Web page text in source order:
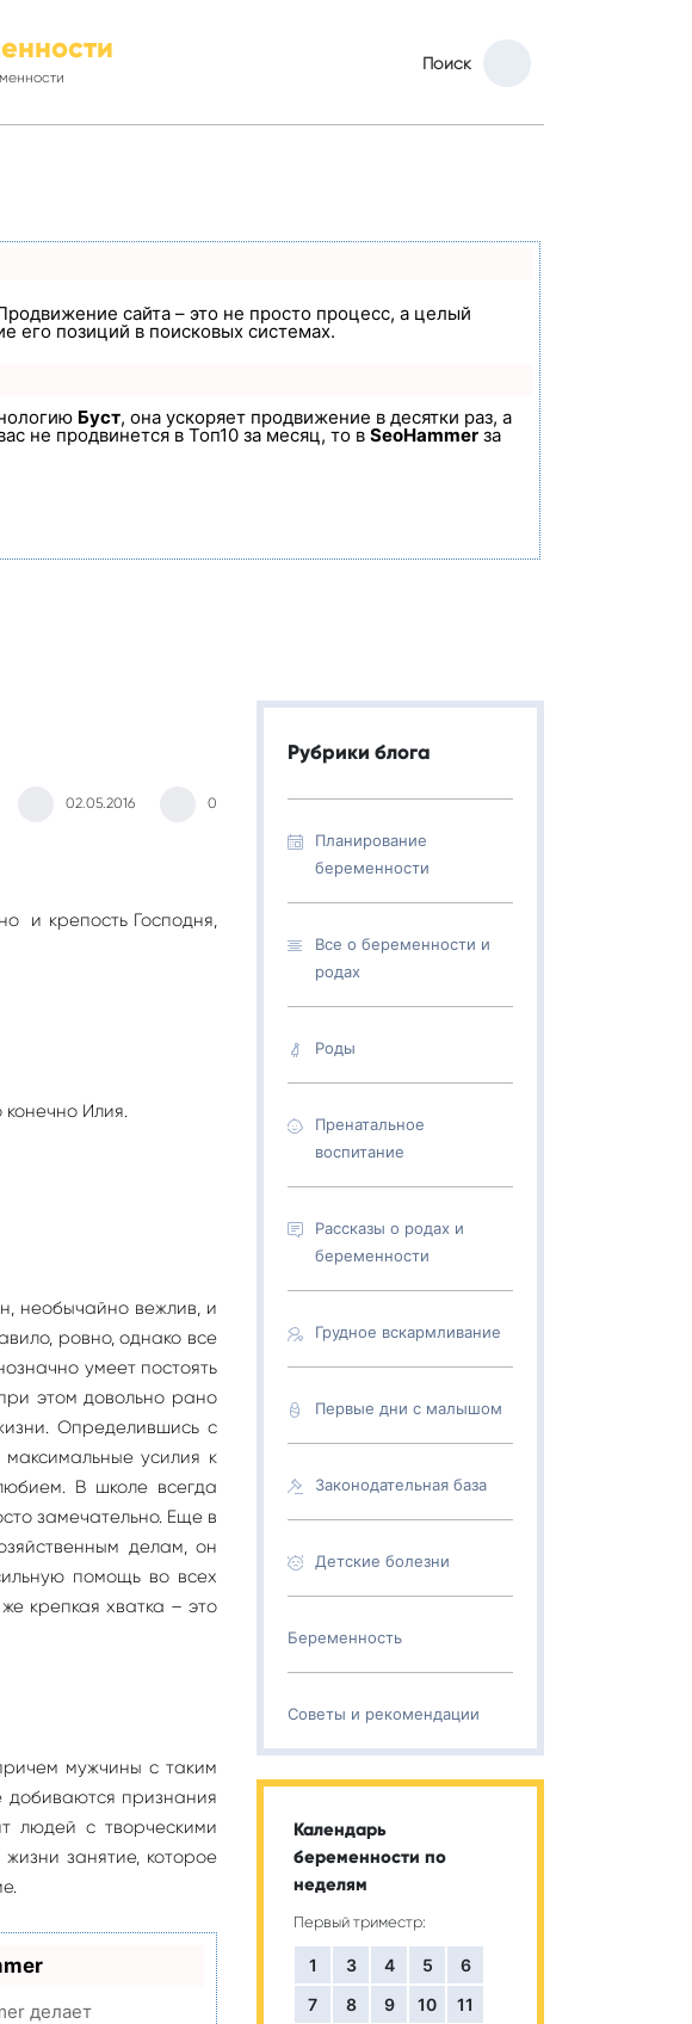
Поиск
сайта – это не просто процесс, а целый
его позиций в поисковых системах.
Буст, она ускоряет продвижение в десятки раз, а
не продвинется в Топ10 за месяц, то в SeoHammer за
02.05.2016 0
и крепость Господня,
Илия.
необычайно вежлив, и
ровно, однако все
умеет постоять
этом довольно рано
Определившись с
усилия к
В школе всегда
замечательно. Еще в
делам, он
помощь во всех
крепкая хватка – это
мужчины с таким
признания
людей с творческими
занятие, которое
делает
Рубрики блога
Планирование
беременности
Все о беременности и
родах
Роды
Пренатальное
воспитание
Рассказы о родах и
беременности
Грудное вскармливание
Первые дни с малышом
Законодательная база
Детские болезни
Беременность
Советы и рекомендации
Календарь
беременности по
неделям
Первый триместр:
1 3 4 5
6
7
8 9 10
11